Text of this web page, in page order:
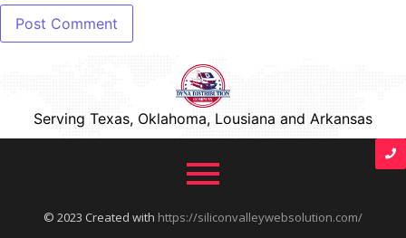
Serving Texas, Oklahoma, Lousiana and Arkansas
© 2023 Created with https://siliconvalleywebsolution.com/